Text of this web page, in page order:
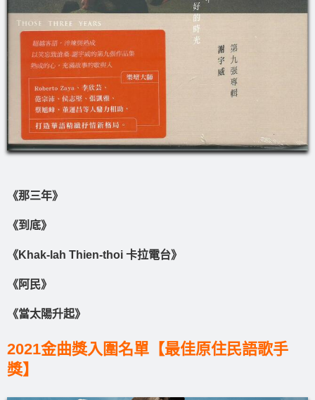
《那三年》
《到底》
《Khak-lah Thien-thoi 卡拉電台》
《阿民》
《當太陽升起》
2021金曲獎入圍名單【最佳原住民語歌手
獎】